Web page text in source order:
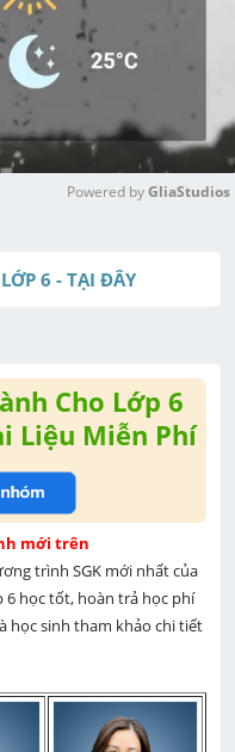
Powered by GliaStudios
6 - TẠI ĐÂY
Cho Lớp 6
Liệu Miễn Phí
mới trên
trình SGK mới nhất của
6 học tốt, hoàn trả học phí
học sinh tham khảo chi tiết